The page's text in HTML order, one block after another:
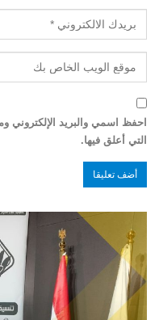
احفظ اسمي والبريد الإلكتروني
التي أعلق فيها.